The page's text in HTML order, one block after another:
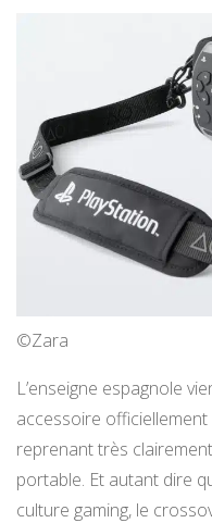
©Zara
L’enseigne espagnole
accessoire
reprenant très
portable. Et autant dire
culture gaming, le